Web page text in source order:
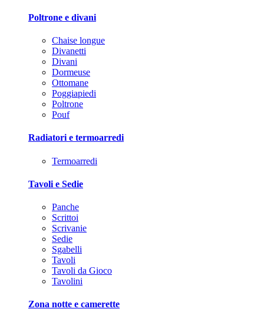
Poltrone e divani
Chaise longue
Divanetti
Divani
Dormeuse
Ottomane
Poggiapiedi
Poltrone
Pouf
Radiatori e termoarredi
Termoarredi
Tavoli e Sedie
Panche
Scrittoi
Scrivanie
Sedie
Sgabelli
Tavoli
Tavoli da Gioco
Tavolini
Zona notte e camerette